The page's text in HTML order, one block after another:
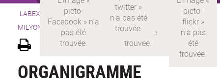
LABEX > LABEX MILYON Version française
MILYON > Gouvernance et organisation
ORGANIGRAMME